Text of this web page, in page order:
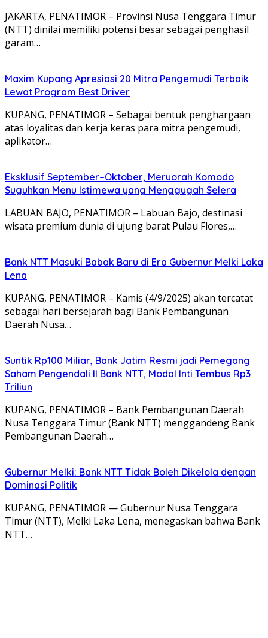
JAKARTA, PENATIMOR – Provinsi Nusa Tenggara Timur
(NTT) dinilai memiliki potensi besar sebagai penghasil
garam…
Maxim Kupang Apresiasi 20 Mitra Pengemudi Terbaik
Lewat Program Best Driver
KUPANG, PENATIMOR – Sebagai bentuk penghargaan
atas loyalitas dan kerja keras para mitra pengemudi,
aplikator…
Eksklusif September–Oktober, Meruorah Komodo
Suguhkan Menu Istimewa yang Menggugah Selera
LABUAN BAJO, PENATIMOR – Labuan Bajo, destinasi
wisata premium dunia di ujung barat Pulau Flores,…
Bank NTT Masuki Babak Baru di Era Gubernur Melki Laka
Lena
KUPANG, PENATIMOR – Kamis (4/9/2025) akan tercatat
sebagai hari bersejarah bagi Bank Pembangunan
Daerah Nusa…
Suntik Rp100 Miliar, Bank Jatim Resmi jadi Pemegang
Saham Pengendali II Bank NTT, Modal Inti Tembus Rp3
Triliun
KUPANG, PENATIMOR – Bank Pembangunan Daerah
Nusa Tenggara Timur (Bank NTT) menggandeng Bank
Pembangunan Daerah…
Gubernur Melki: Bank NTT Tidak Boleh Dikelola dengan
Dominasi Politik
KUPANG, PENATIMOR — Gubernur Nusa Tenggara
Timur (NTT), Melki Laka Lena, menegaskan bahwa Bank
NTT…